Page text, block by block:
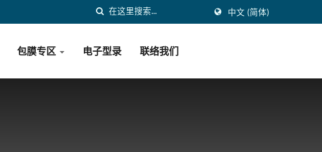
中文 (简体)
包膜专区 电子型录 联络我们